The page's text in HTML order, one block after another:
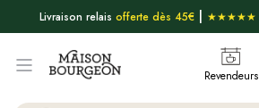
Livraison relais offerte dès 45€| ★★★★★
Revendeurs